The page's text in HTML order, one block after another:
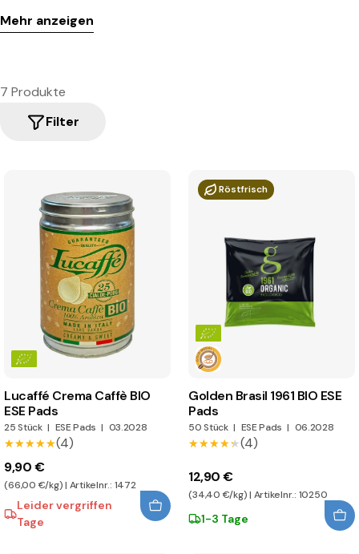
den klassischen Espresso aus dem Siebträger und die
Mehr anzeigen
7 Produkte
Filter
Lucaffé Crema Caffè BIO
ESE Pads
25 Stück | ESE Pads | 03.2028
★★★★★
★★★★★(4)
9,90 €
(66,00 €/kg) | Artikelnr.: 1472
Leider vergriffen
Tage
Röstfrisch
Golden Brasil 1961 BIO ESE
Pads
50 Stück | ESE Pads | 06.2028
★★★★★
★★★★★(4)
12,90 €
(34,40 €/kg) | Artikelnr.: 10250
1-3 Tage